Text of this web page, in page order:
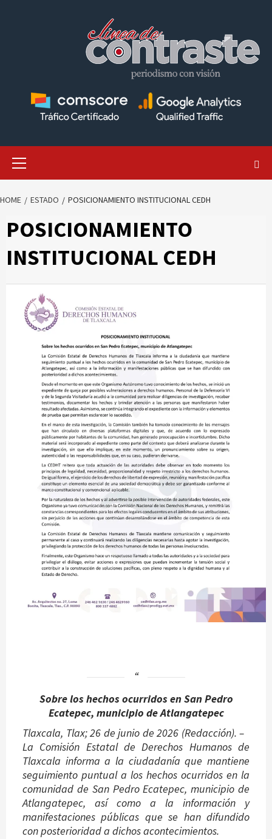
HOME ESTADO POSICIONAMIENTO INSTITUCIONAL CEDH
POSICIONAMIENTO
INSTITUCIONAL CEDH
Sobre los hechos ocurridos en San Pedro
Ecatepec, municipio de Atlangatepec
Tlaxcala, Tlax; 26 de junio de 2026 (Redacción). –
La Comisión Estatal de Derechos Humanos de
Tlaxcala informa a la ciudadanía que mantiene
seguimiento puntual a los hechos ocurridos en la
comunidad de San Pedro Ecatepec, municipio de
Atlangatepec, así como a la información y
manifestaciones públicas que se han difundido
con posterioridad a dichos acontecimientos.